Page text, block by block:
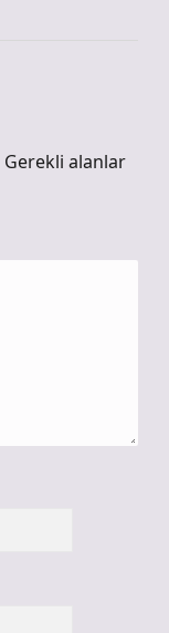
Gerekli alanlar